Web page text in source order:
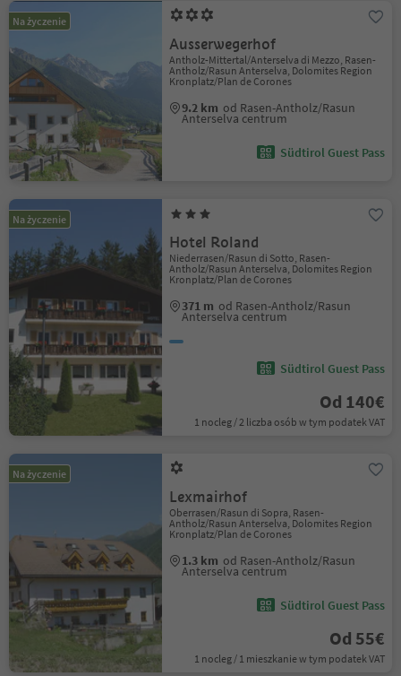
Na życzenie
Ausserwegerhof
Antholz-Mittertal/Anterselva di Mezzo, Rasen-
Antholz/Rasun Anterselva, Dolomites Region
Kronplatz/Plan de Corones
9.2 km od Rasen-Antholz/Rasun
Anterselva centrum
Südtirol Guest Pass
Na życzenie
Hotel Roland
Niederrasen/Rasun di Sotto, Rasen-
Antholz/Rasun Anterselva, Dolomites Region
Kronplatz/Plan de Corones
371 m od Rasen-Antholz/Rasun
Anterselva centrum
Südtirol Guest Pass
Od 140€
1 nocleg / 2 liczba osób w tym podatek VAT
Na życzenie
Lexmairhof
Oberrasen/Rasun di Sopra, Rasen-
Antholz/Rasun Anterselva, Dolomites Region
Kronplatz/Plan de Corones
1.3 km od Rasen-Antholz/Rasun
Anterselva centrum
Südtirol Guest Pass
Od 55€
1 nocleg / 1 mieszkanie w tym podatek VAT